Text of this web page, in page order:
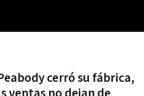
cerró su fábrica,